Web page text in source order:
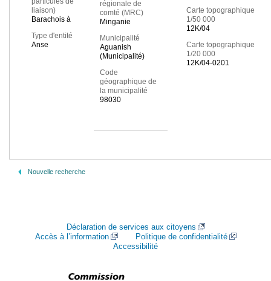
liaison)
Barachois à
Type d'entité
Anse
régionale de
comté (MRC)
Minganie
Municipalité
Aguanish
(Municipalité)
Code
géographique de
la municipalité
98030
Carte topographique
1/50 000
12K/04
Carte topographique
1/20 000
12K/04-0201
Nouvelle recherche
Déclaration de services aux citoyens
Accès à l’information
Politique de confidentialité
Accessibilité